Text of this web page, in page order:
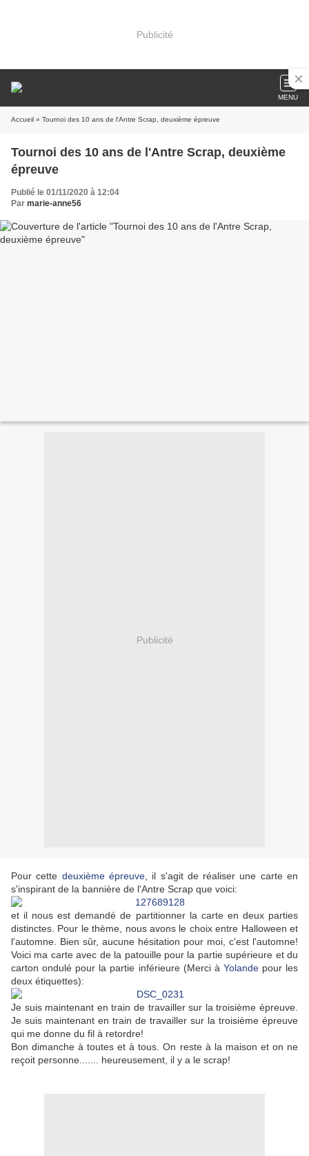
Publicité
MENU
Accueil » Tournoi des 10 ans de l'Antre Scrap, deuxième épreuve
Tournoi des 10 ans de l'Antre Scrap, deuxième
épreuve
Publié le 01/11/2020 à 12:04
Par marie-anne56
Publicité
Pour cette deuxième épreuve, il s'agit de réaliser une carte en
s'inspirant de la bannière de l'Antre Scrap que voici:
et il nous est demandé de partitionner la carte en deux parties
distinctes. Pour le thème, nous avons le choix entre Halloween et
l'automne. Bien sûr, aucune hésitation pour moi, c'est l'automne!
Voici ma carte avec de la patouille pour la partie supérieure et du
carton ondulé pour la partie inférieure (Merci à Yolandepour les
deux étiquettes):
Je suis maintenant en train de travailler sur la troisième épreuve.
Je suis maintenant en train de travailler sur la troisième épreuve
qui me donne du fil à retordre!
Bon dimanche à toutes et à tous. On reste à la maison et on ne
reçoit personne....... heureusement, il y a le scrap!